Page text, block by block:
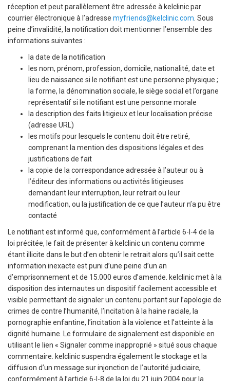
réception et peut parallèlement être adressée à kelclinic par
courrier électronique à l’adresse myfriends@kelclinic.com . Sous
peine d’invalidité, la notification doit mentionner l’ensemble des
informations suivantes :
la date de la notification
les nom, prénom, profession, domicile, nationalité, date et
lieu de naissance si le notifiant est une personne physique ;
la forme, la dénomination sociale, le siège social et l’organe
représentatif si le notifiant est une personne morale
la description des faits litigieux et leur localisation précise
(adresse URL)
les motifs pour lesquels le contenu doit être retiré,
comprenant la mention des dispositions légales et des
justifications de fait
la copie de la correspondance adressée à l’auteur ou à
l’éditeur des informations ou activités litigieuses
demandant leur interruption, leur retrait ou leur
modification, ou la justification de ce que l’auteur n’a pu être
contacté
Le notifiant est informé que, conformément à l’article 6-I-4 de la
loi précitée, le fait de présenter à kelclinic un contenu comme
étant illicite dans le but d’en obtenir le retrait alors qu’il sait cette
information inexacte est puni d’une peine d’un an
d’emprisonnement et de 15.000 euros d’amende. kelclinic met à la
disposition des internautes un dispositif facilement accessible et
visible permettant de signaler un contenu portant sur l’apologie de
crimes de contre l’humanité, l’incitation à la haine raciale, la
pornographie enfantine, l’incitation à la violence et l’atteinte à la
dignité humaine. Le formulaire de signalement est disponible en
utilisant le lien « Signaler comme inapproprié » situé sous chaque
commentaire. kelclinic suspendra également le stockage et la
diffusion d’un message sur injonction de l’autorité judiciaire,
conformément à l’article 6-I-8 de la loi du 21 juin 2004 pour la